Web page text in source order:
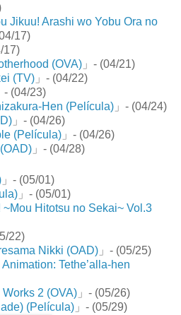
Jikuu! Arashi wo Yobu Ora no
17)
17)
(OVA) 」- (04/21)
(TV) 」- (04/22)
- (04/23)
Hen (Película) 」- (04/24)
」- (04/26)
(Película) 」- (04/26)
」- (04/28)
」- (05/01)
」- (05/01)
Hitotsu no Sekai~ Vol.3
22)
Nikki (OAD) 」- (05/25)
Tethe’alla-hen
2 (OVA) 」- (05/26)
(Película) 」- (05/29)